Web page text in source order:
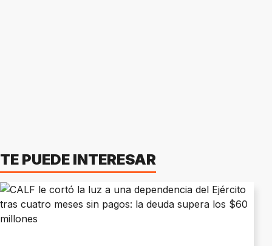
TE PUEDE INTERESAR